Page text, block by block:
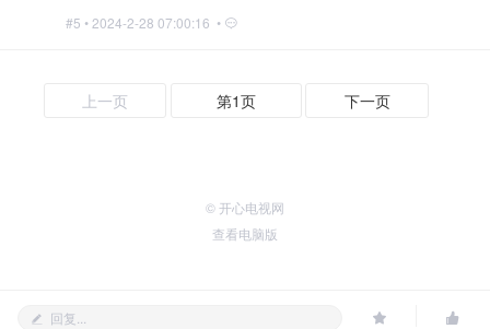
#5 • 2024-2-28 07:00:16 •
回复...
上一页 第1页 下一页
© 开心电视网
查看电脑版